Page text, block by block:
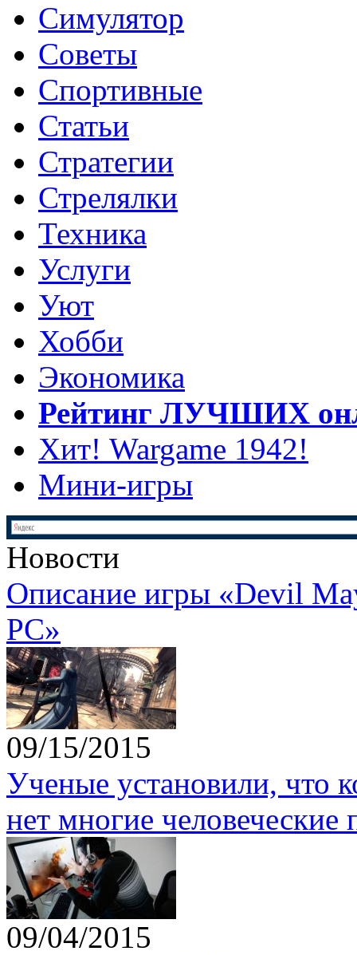
Симулятор
Советы
Спортивные
Статьи
Стратегии
Стрелялки
Техника
Услуги
Уют
Хобби
Экономика
Рейтинг ЛУЧШИХ
Хит! Wargame 1942!
Мини-игры
Новости
Описание игры «Devil
PC»
09/15/2015
Ученые установили, что
нет многие человеческие
09/04/2015